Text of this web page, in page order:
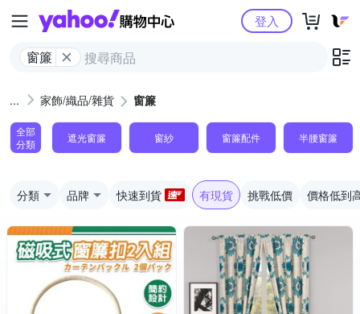
Yahoo購物中心
窗簾
登入
家飾/織品/雜貨 窗簾
全部
分類
遮光窗簾 窗紗 窗簾配件 半腰窗簾
分類 品牌 快速到貨 有現貨 挑戰低價 價格低到